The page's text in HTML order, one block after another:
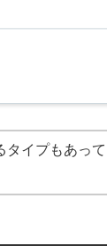
タイプもあっ